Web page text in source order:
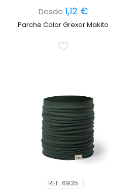
Desde1,12 €
Parche Calor Grexar Makito
REF: 6935